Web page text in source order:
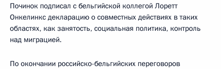
Починок подписал с бельгийской коллегой Лоретт
Онкелинкс декларацию о совместных действиях в таких
областях, как занятость, социальная политика, контроль
над миграцией.
По окончании российско-бельгийских переговоров